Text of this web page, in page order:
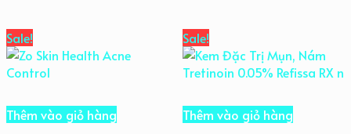
Sale!
Thêm vào giỏ hàng
Sale!
Thêm vào giỏ hàng